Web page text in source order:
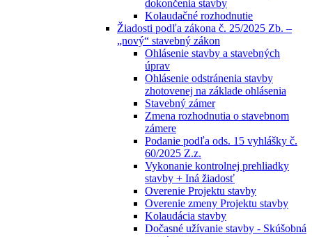
dokončenia stavby
Kolaudačné rozhodnutie
Žiadosti podľa zákona č. 25/2025 Zb. –
„nový“ stavebný zákon
Ohlásenie stavby a stavebných
úprav
Ohlásenie odstránenia stavby
zhotovenej na základe ohlásenia
Stavebný zámer
Zmena rozhodnutia o stavebnom
zámere
Podanie podľa ods. 15 vyhlášky č.
60/2025 Z.z.
Vykonanie kontrolnej prehliadky
stavby + Iná žiadosť
Overenie Projektu stavby
Overenie zmeny Projektu stavby
Kolaudácia stavby
Dočasné užívanie stavby - Skúšobná